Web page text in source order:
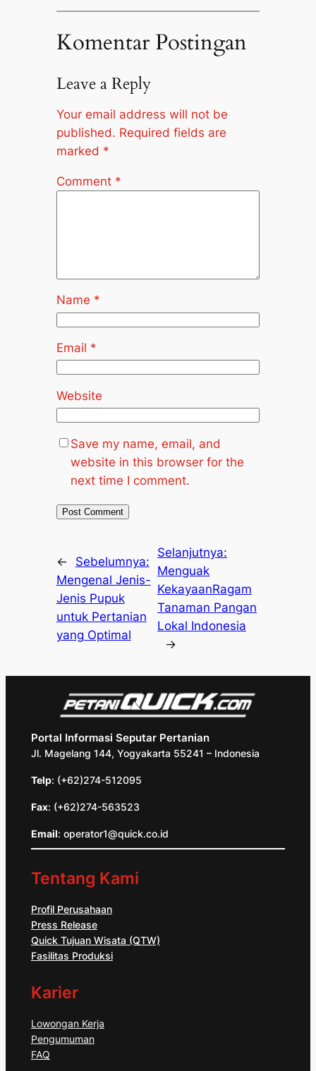
Komentar Postingan
Leave a Reply
Your email address will not be
published. Required fields are
marked *
Comment *
Name *
Email *
Website
Save my name, email, and
website in this browser for the
next time I comment.
←
Sebelumnya:
Mengenal Jenis-
Jenis Pupuk
untuk Pertanian
yang Optimal
Selanjutnya:
Menguak
KekayaanRagam
Tanaman Pangan
Lokal Indonesia
→
Portal Informasi Seputar Pertanian
Jl. Magelang 144, Yogyakarta 55241 – Indonesia
Telp: (+62)274-512095
Fax: (+62)274-563523
Email: operator1@quick.co.id
Tentang Kami
Profil Perusahaan
Press Release
Quick Tujuan Wisata (QTW)
Fasilitas Produksi
Karier
Lowongan Kerja
Pengumuman
FAQ